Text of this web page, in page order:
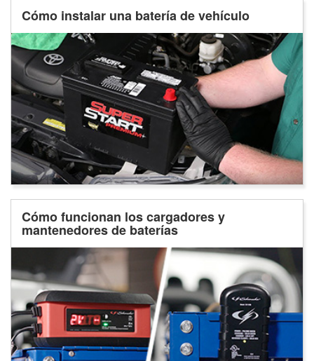
Cómo instalar una batería de vehículo
Cómo funcionan los cargadores y
mantenedores de baterías